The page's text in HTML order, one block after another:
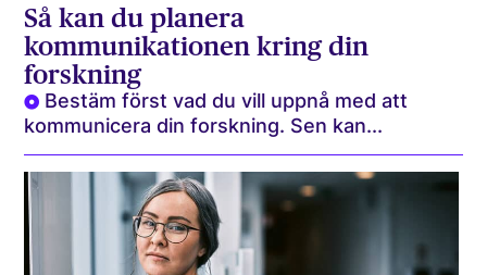
Så kan du planera
kommunikationen kring din
forskning
Bestäm först vad du vill uppnå med att
kommunicera din forskning. Sen kan...